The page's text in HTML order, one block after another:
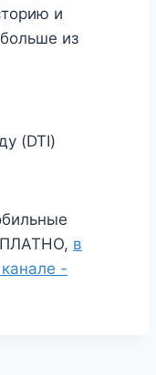
и
из
(DTI)
в
-